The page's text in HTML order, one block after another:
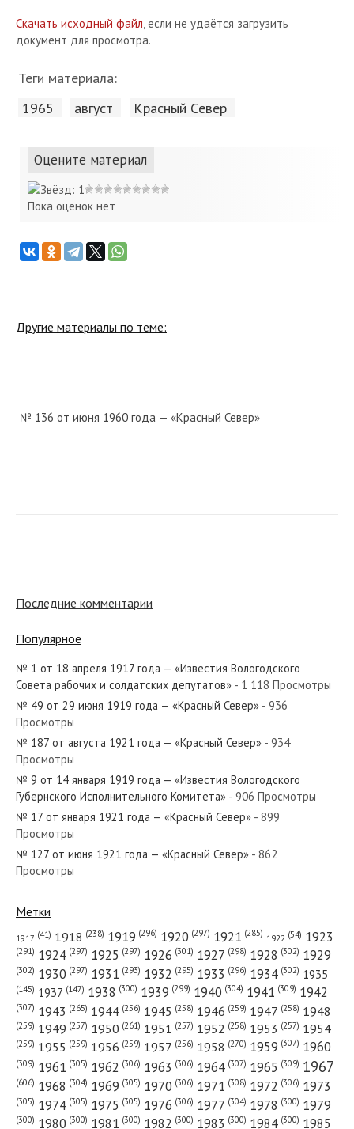
Скачать исходный файл, если не удаётся загрузить
документ для просмотра.
Теги материала:
1965 август Красный Cевер
Оцените материал
Пока оценок нет
Другие материалы по теме:
№ 136 от июня 1960 года — «Красный Север»
№ 10 от января 1960 года — «Красный Север»
№ 192 от августа 1973 года — «Красный Север»
№ 147 от июня 1929 года — «Красный Север»
№ 67 от ноября 1930 года — «Красный Север»
№ 205 от сентября 1986 года — «Красный Север»
Последние комментарии
Популярное
№ 1 от 18 апреля 1917 года — «Известия Вологодского
Совета рабочих и солдатских депутатов» - 1 118 Просмотры
№ 49 от 29 июня 1919 года — «Красный Север» - 936
Просмотры
№ 187 от августа 1921 года — «Красный Север» - 934
Просмотры
№ 9 от 14 января 1919 года — «Известия Вологодского
Губернского Исполнительного Комитета» - 906 Просмотры
№ 17 от января 1921 года — «Красный Север» - 899
Просмотры
№ 127 от июня 1921 года — «Красный Север» - 862
Просмотры
Метки
1917 (41) 1918 (238) 1919 (296) 1920 (297) 1921 (285) 1922 (54) 1923
(291) 1924 (297) 1925 (297) 1926 (301) 1927 (298) 1928 (302) 1929
(302) 1930 (297) 1931 (293) 1932 (295) 1933 (296) 1934 (302) 1935
(145) 1937 (147) 1938 (300) 1939 (299) 1940 (304) 1941 (309) 1942
(307) 1943 (265) 1944 (256) 1945 (258) 1946 (259) 1947 (258) 1948
(259) 1949 (257) 1950 (261) 1951 (257) 1952 (258) 1953 (257) 1954
(259) 1955 (259) 1956 (259) 1957 (256) 1958 (270) 1959 (307) 1960
(309) 1961 (305) 1962 (306) 1963 (306) 1964 (307) 1965 (309) 1967
(606) 1968 (304) 1969 (305) 1970 (306) 1971 (308) 1972 (306) 1973
(305) 1974 (305) 1975 (305) 1976 (306) 1977 (304) 1978 (300) 1979
(300) 1980 (300) 1981 (300) 1982 (300) 1983 (300) 1984 (300) 1985